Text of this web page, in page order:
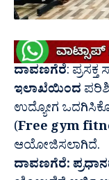
ದಾವಣಗೆರೆ: ಪ್ರಸಕ್ತ
ಇಲಾಖೆಯಿಂದ
ಉದ್ಯೋಗ
(Free gym
ಆಯೋಜಿಸಲಾಗಿದೆ.
ದಾವಣಗೆರೆ: